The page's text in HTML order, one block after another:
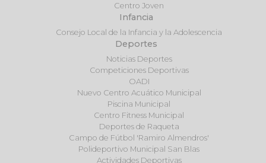
Centro Joven
Infancia
Consejo Local de la Infancia y la Adolescencia
Deportes
Noticias Deportes
Competiciones Deportivas
OADI
Nuevo Centro Acuático Municipal
Piscina Municipal
Centro Fitness Municipal
Deportes de Raqueta
Campo de Fútbol 'Ramiro Almendros'
Polideportivo Municipal San Blas
Actividades Deportivas